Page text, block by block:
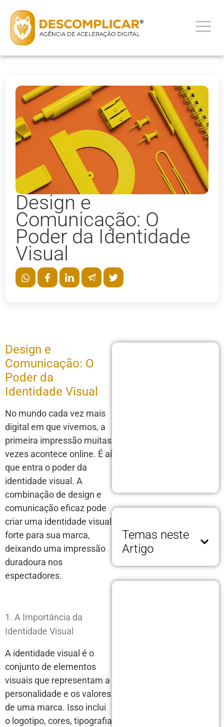
Design e
Comunicação: O
Poder da Identidade
Visual
Design e
Comunicação: O
Poder da
Identidade Visual
No mundo cada vez mais
digital em que vivemos, a
primeira impressão muitas
vezes acontece online. É aí
que entra o poder da
identidade visual. A
combinação de design e
comunicação eficaz pode
criar uma identidade visual
forte para sua marca,
deixando uma impressão
duradoura nos
espectadores.
1. A Importância da
Identidade Visual
A identidade visual é o
conjunto de elementos
visuais que representam a
personalidade e os valores
de uma marca. Isso inclui
o logotipo, cores, tipografia
Temas neste
Artigo